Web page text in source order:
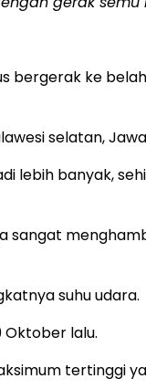
bergerak ke
selatan,
lebih banyak,
sangat
suhu udara.
Oktober lalu.
tertinggi